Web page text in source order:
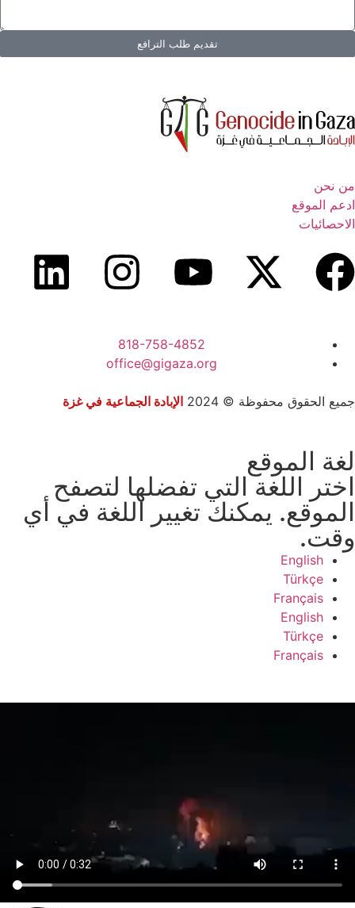
تقديم طلب الترافع
من نحن
ادعم الموقع
الاحصائيات
818-758-4852
office@gigaza.org
جميع الحقوق محفوظة © 2024 الإبادة الجماعية في غزة
لغة الموقع
اختر اللغة التي تفضلها لتصفح
الموقع. يمكنك تغيير اللغة في أي
وقت.
English
Türkçe
Français
English
Türkçe
Français